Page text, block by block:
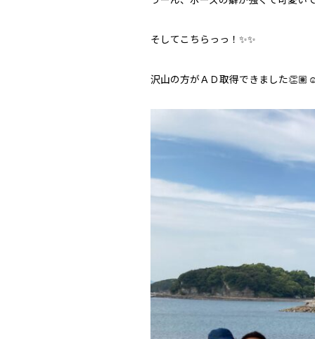
そしてこちらっっ！✨✨
沢山の方がＡＤ取得できました